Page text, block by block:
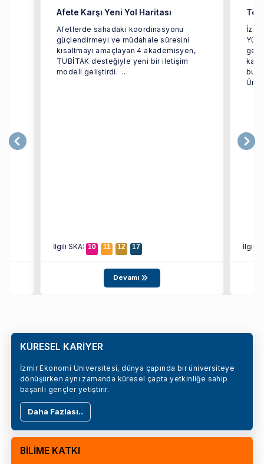
Afete Karşı Yeni Yol Haritası
Afetlerde sahadaki koordinasyonu
güçlendirmeyi ve müdahale süresini
kısaltmayı amaçlayan 4 akademisyen,
TÜBİTAK desteğiyle yeni bir iletişim
modeli geliştirdi. ...
İlgili SKA: 10 11 12 17
Devamı
İlgili
KÜRESEL KARİYER
İzmir Ekonomi Üniversitesi, dünya çapında bir üniversiteye
dönüşürken aynı zamanda küresel çapta yetkinliğe sahip
başarılı gençler yetiştirir.
Daha Fazlası..
BİLİME KATKI